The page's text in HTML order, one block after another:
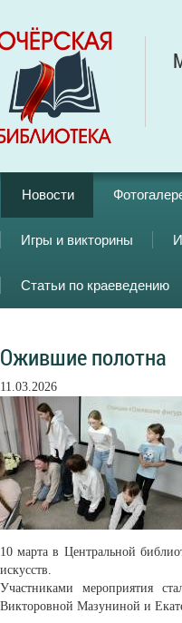
Новости
Игры и викторины
Статьи по краеведению
Ожившие полотна
11.03.2026
10 марта в Центральной
искусств.
Участниками мероприятия
Викторовной Мазуниной и